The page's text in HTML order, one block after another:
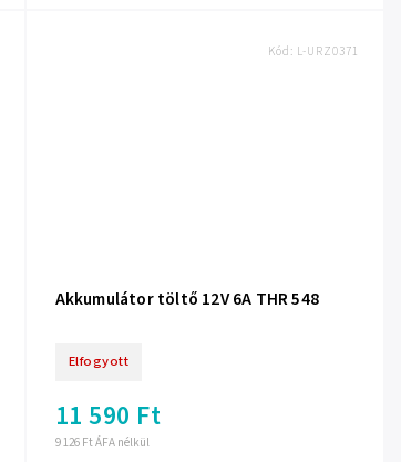
Akkumulátor töltő 12V 6A THR 548
Elfogyott
9 126 Ft ÁFA nélkül
11 590 Ft
Kód: L-URZ0371